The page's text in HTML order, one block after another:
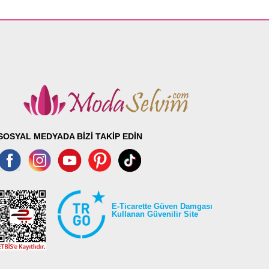
MEDYADA BİZİ TAKİP EDİN
E-Ticarette Güven Damgası
Kullanan Güvenilir Site